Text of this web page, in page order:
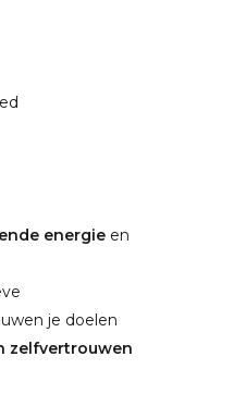
energie en
je doelen
zelfvertrouwen